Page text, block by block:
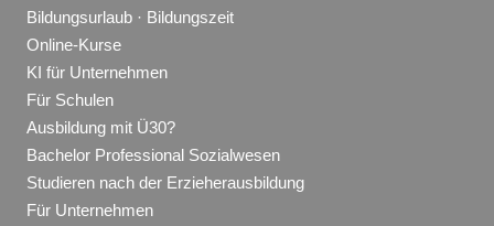
Bildungsurlaub · Bildungszeit
Online-Kurse
KI für Unternehmen
Für Schulen
Ausbildung mit Ü30?
Bachelor Professional Sozialwesen
Studieren nach der Erzieherausbildung
Für Unternehmen